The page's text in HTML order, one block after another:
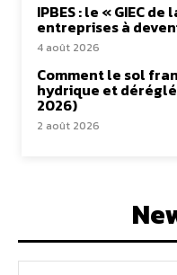
IPBES : le « GIEC
entreprises à
4 août 2026
Comment le sol
hydrique et
2026)
2 août 2026